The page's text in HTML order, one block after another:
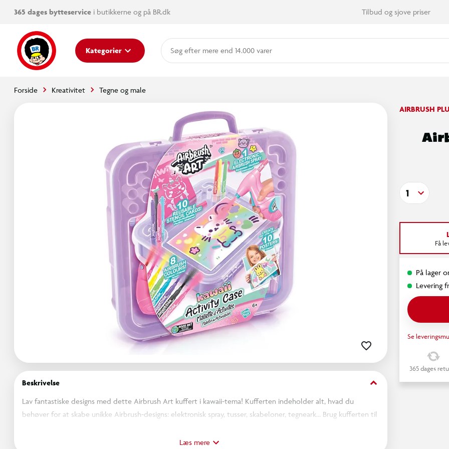
365 dages bytteservice i butikkerne og på BR.dk Tilbud og sjove priser
Kategorier mere end 14.000 varer
Forside Kreativitet Tegne og male
Beskrivelse keyboard_arrow_down
Lav fantastiske designs med dette Airbrush Art kuffert i kawaii-tema! Kufferten indeholder alt, hvad du
behøver for at skabe unikke Airbrush-designs: elektronisk spray, tusser, skabeloner, tegneark… Brug kufferten til
Læs mere
AIRBRUSH
1
Få
På lager
Levering
Se
365 dages